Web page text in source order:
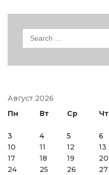
Search
Август 2026
Пн
Вт Ср Чт
3
4 5 6
10
11 12 13
17
18 19 20
24
25 26 27